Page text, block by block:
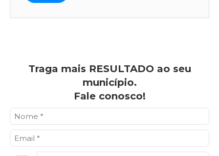
Traga mais RESULTADO ao seu
município.
Fale conosco!